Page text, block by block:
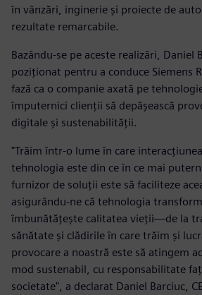
în vânzări, inginerie și proiecte de
rezultate remarcabile.
Bazându-se pe aceste realizări, Daniel
poziționat pentru a conduce Siemens
fază ca o companie axată pe
împuternici clienții să depășească
digitale și sustenabilității.
"Trăim într-o lume în care
tehnologia este din ce în ce mai
furnizor de soluții este să faciliteze
asigurându-ne că tehnologia
îmbunătățește calitatea vieții—de la
sănătate și clădirile în care trăim și
provocare a noastră este să atingem
mod sustenabil, cu responsabilitate
societate", a declarat Daniel Barciuc,